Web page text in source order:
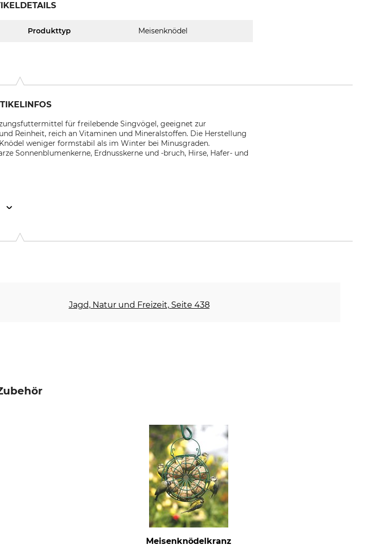
Produkttyp Meisenknödel
für freilebende Singvögel, geeignet zur
Reinheit, reich an Vitaminen und Mineralstoffen. Die Herstellung
weniger formstabil als im Winter bei Minusgraden.
Sonnenblumenkerne, Erdnusskerne und -bruch, Hirse, Hafer- und
Jagd, Natur und Freizeit, Seite 438
Meisenknödelkranz